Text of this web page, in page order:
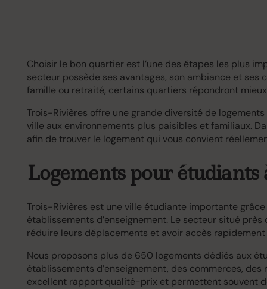
Choisir le bon quartier est l’une des étapes les plus
secteur possède ses avantages, son ambiance et
famille ou retraité, certains quartiers répondront
Trois-Rivières offre une grande diversité de
ville aux environnements plus paisibles et familiaux.
afin de trouver le logement qui vous convient
Logements pour
Trois-Rivières est une ville étudiante importante
établissements d’enseignement. Le secteur situé
réduire leurs déplacements et avoir accès
Nous proposons plus de 650 logements dédiés aux
établissements d’enseignement, des commerces,
excellent rapport qualité-prix et permettent souvent